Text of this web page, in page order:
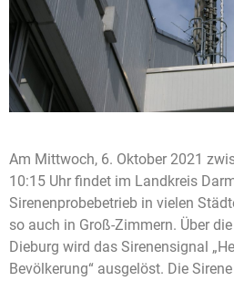
Am Mittwoch, 6. Oktober 2021
10:15 Uhr findet im Landkreis
Sirenenprobebetrieb in vielen
so auch in Groß-Zimmern. Über
Dieburg wird das Sirenensignal
Bevölkerung“ ausgelöst. Die